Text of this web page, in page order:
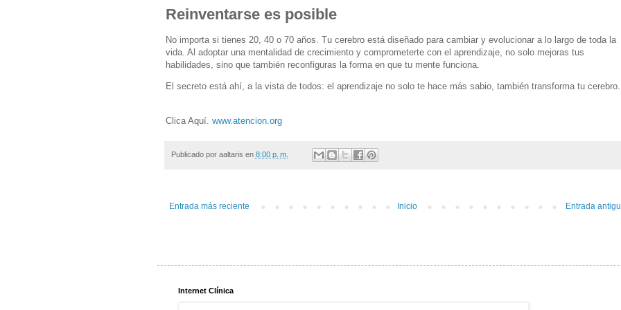
Reinventarse es posible
No importa si tienes 20, 40 o 70 años. Tu cerebro está diseñado para cambiar y evolucionar a lo largo de toda la
vida. Al adoptar una mentalidad de crecimiento y comprometerte con el aprendizaje, no solo mejoras tus
habilidades, sino que también reconfiguras la forma en que tu mente funciona.
El secreto está ahí, a la vista de todos: el aprendizaje no solo te hace más sabio, también transforma tu cerebro.
Clica Aquí. www.atencion.org
Publicado por aaltaris en 8:00 p. m.
Entrada más reciente Entrada
Inicio
Internet Clínica